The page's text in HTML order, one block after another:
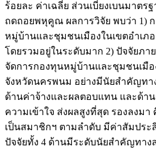
ร้อยละ ค่าเฉลี่ย ส่วนเบี่ยงเบนมาตร
ถดถอยพหุคูณ ผลการวิจัย พบว่า 1)
หมู่บ้านและชุมชนเมืองในเขตอำเ
โดยรวมอยู่ในระดับมาก 2) ปัจจัยภ
จัดการกองทุนหมู่บ้านและชุมชนเมือ
จังหวัดนครพนม อย่างมีนัยสำคัญทา
ด้านค่าจ้างและผลตอบแทน และด้า
ความเข้าใจ ส่งผลสูงที่สุด รองลงมา
เป็นสมาชิกฯ ตามลำดับ มีค่าสัมประ
ปัจจัยทั้ง 4 ด้านมีระดับนัยสำคัญทาง